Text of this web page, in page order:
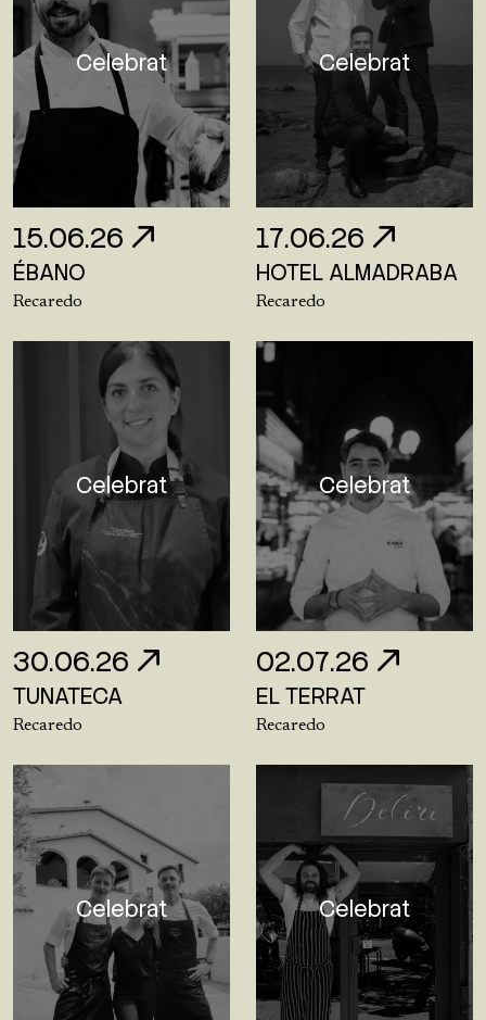
Celebrat
15.06.26
ÉBANO
Recaredo
Celebrat
17.06.26
HOTEL ALMADRABA
Recaredo
Celebrat
30.06.26
TUNATECA
Recaredo
Celebrat
02.07.26
EL TERRAT
Recaredo
Celebrat Celebrat